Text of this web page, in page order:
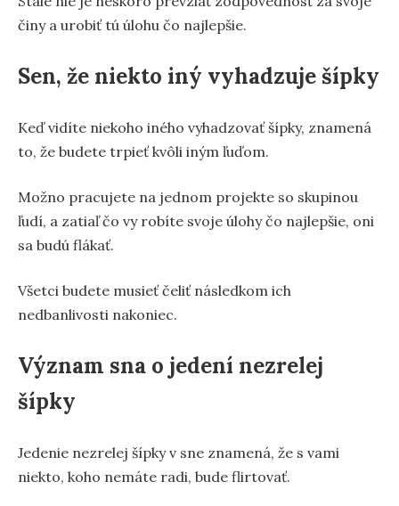
činy a urobiť tú úlohu čo najlepšie.
Sen, že niekto iný vyhadzuje šípky
Keď vidíte niekoho iného vyhadzovať šípky, znamená
to, že budete trpieť kvôli iným ľuďom.
Možno pracujete na jednom projekte so skupinou
ľudí, a zatiaľ čo vy robíte svoje úlohy čo najlepšie, oni
sa budú flákať.
Všetci budete musieť čeliť následkom ich
nedbanlivosti nakoniec.
Význam sna o jedení nezrelej
šípky
Jedenie nezrelej šípky v sne znamená, že s vami
niekto, koho nemáte radi, bude flirtovať.